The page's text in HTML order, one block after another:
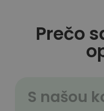
Prečo
S našou